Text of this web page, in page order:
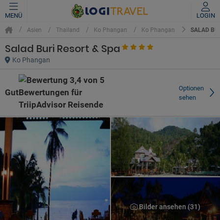
MENÜ LOGIN
Asien Thailand Ko Phangan Ko Phangan SALAD
Salad Buri Resort & Spa
Ko Phangan
Gut
Optionen
sehen
Bilder ansehen (31)